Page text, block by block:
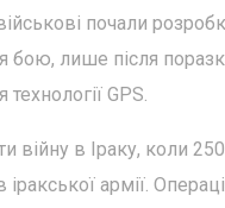
почали
лише після
GPS.
в Іраку, коли
армії.